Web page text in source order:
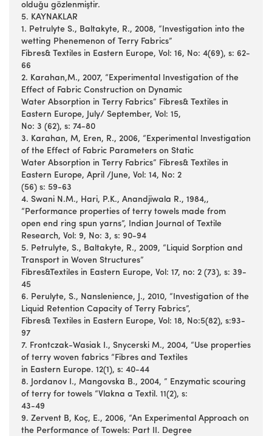
olduğu gözlenmiştir.
5. KAYNAKLAR
1. Petrulyte S., Baltakyte, R., 2008, “Investigation into the
wetting Phenemenon of Terry Fabrics”
Fibres& Textiles in Eastern Europe, Vol: 16, No: 4(69), s: 62-
66
2. Karahan,M., 2007, “Experimental Investigation of the
Effect of Fabric Construction on Dynamic
Water Absorption in Terry Fabrics” Fibres& Textiles in
Eastern Europe, July/ September, Vol: 15,
No: 3 (62), s: 74-80
3. Karahan, M, Eren, R., 2006, “Experimental Investigation
of the Effect of Fabric Parameters on Static
Water Absorption in Terry Fabrics” Fibres& Textiles in
Eastern Europe, April /June, Vol: 14, No: 2
(56) s: 59-63
4. Swani N.M., Hari, P.K., Anandjiwala R., 1984,,
“Performance properties of terry towels made from
open end ring spun yarns”, Indian Journal of Textile
Research, Vol: 9, No: 3, s: 90-94
5. Petrulyte, S., Baltakyte, R., 2009, “Liquid Sorption and
Transport in Woven Structures”
Fibres&Textiles in Eastern Europe, Vol: 17, no: 2 (73), s: 39-
45
6. Perulyte, S., Nanslenience, J., 2010, “Investigation of the
Liquid Retention Capacity of Terry Fabrics”,
Fibres& Textiles in Eastern Europe, Vol: 18, No:5(82), s:93-
97
7. Frontczak-Wasiak I., Snycerski M., 2004, “Use properties
of terry woven fabrics “Fibres and Textiles
in Eastern Europe. 12(1), s: 40-44
8. Jordanov I., Mangovska B., 2004, ” Enzymatic scouring
of terry for towels “Vlakna a Textil. 11(2), s:
43-49
9. Zervent B, Koç, E., 2006, “An Experimental Approach on
the Performance of Towels: Part II. Degree